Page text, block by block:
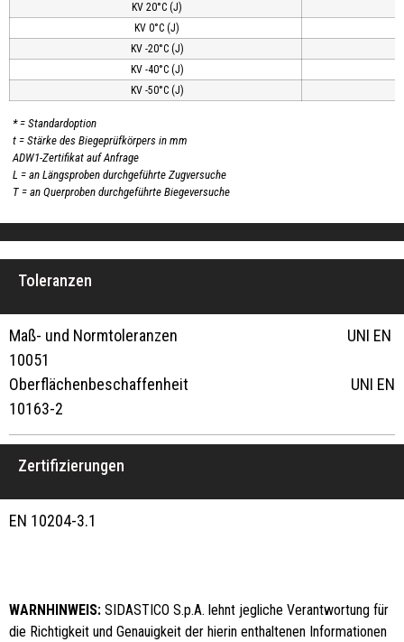
KV 20°C (J)
KV 0°C (J)
KV -20°C (J)
KV -40°C (J)
KV -50°C (J)
* = Standardoption
t = Stärke des Biegeprüfkörpers in mm
ADW1-Zertifikat auf Anfrage
L = an Längsproben durchgeführte Zugversuche
T = an Querproben durchgeführte Biegeversuche
Toleranzen
Maß- und Normtoleranzen UNI EN
10051
Oberflächenbeschaffenheit UNI EN
10163-2
Zertifizierungen
EN 10204-3.1
WARNHINWEIS: SIDASTICO S.p.A. lehnt jegliche Verantwortung für
die Richtigkeit und Genauigkeit der hierin enthaltenen Informationen